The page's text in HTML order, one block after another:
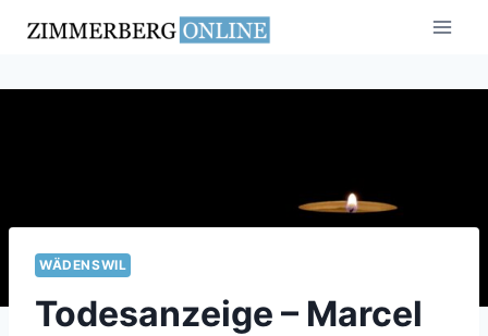
Inhalt
WÄDENSWIL
Todesanzeige – Marcel